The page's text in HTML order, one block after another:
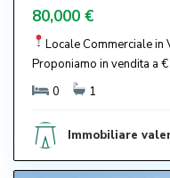
80,000 €
Locale Commerciale in
Proponiamo in vendita a
0
1
Immobiliare